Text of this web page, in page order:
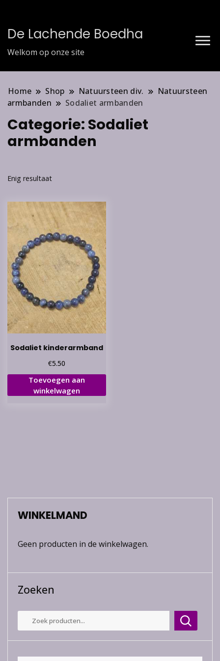
De Lachende Boedha
Welkom op onze site
Home Shop Natuursteen div.
Natuursteen
armbanden
Sodaliet armbanden
Categorie: Sodaliet
armbanden
Enig resultaat
Sodaliet kinderarmband
€5.50
Toevoegen aan
winkelwagen
WINKELMAND
Geen producten in de winkelwagen.
Zoeken